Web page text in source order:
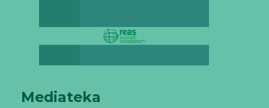
Mediateka